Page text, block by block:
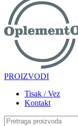
PROIZVODI
Tisak / Vez
Kontakt